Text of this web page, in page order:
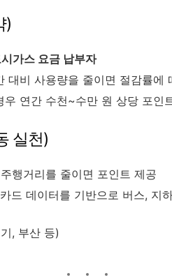
)
가스 요금 납부자
대비 사용량을 줄이면 절감률에
우 연간 수천~수만 원 상당 포인
실천)
행거리를 줄이면 포인트 제공
드 데이터를 기반으로 버스, 지
, 부산 등)